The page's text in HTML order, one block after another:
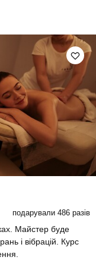
подарували 486 разів
Майстер буде
і вібрацій. Курс